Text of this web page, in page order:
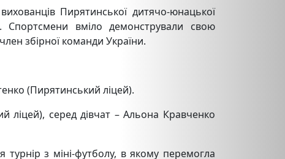
Пирятинської дитячо-юнацької
Спортсмени вміло демонстрували свою
збірної команди України.
(Пирятинський ліцей).
ліцей), серед дівчат – Альона Кравченко
турнір з міні-футболу, в якому перемогла